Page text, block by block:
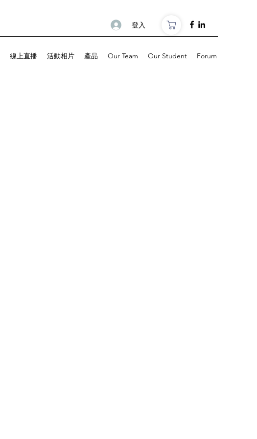
登入
線上直播 活動相片 產品 Our Team Our Student Forum